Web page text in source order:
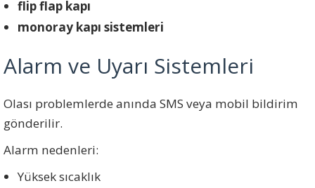
flip flap kapı
monoray kapı sistemleri
Alarm ve Uyarı Sistemleri
Olası problemlerde anında SMS veya mobil bildirim
gönderilir.
Alarm nedenleri:
Yüksek sıcaklık